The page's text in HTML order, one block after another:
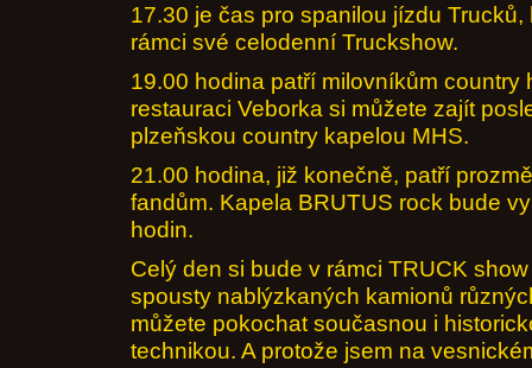
17.30 je čas pro spanilou jízdu
rámci své celodenní Truckshow.
19.00 hodina patří milovníkům country
restauraci Veborka si můžete zajít
plzeňskou country kapelou MHS.
21.00 hodina, již konečně, patří
fandům. Kapela BRUTUS rock bude
hodin.
Celý den si bude v rámci TRUCK
spousty nablýzkaných kamionů
můžete pokochat současnou i
technikou. A protože jsem na